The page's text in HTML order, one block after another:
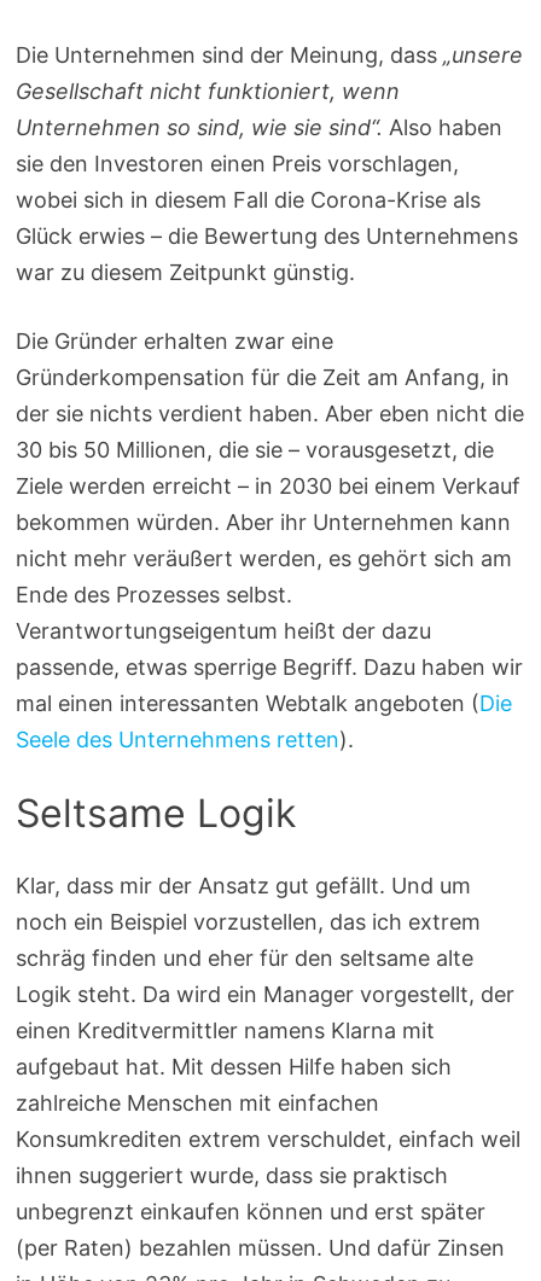
Die Unternehmen sind der Meinung, dass„unsere
Gesellschaft nicht funktioniert, wenn
Unternehmen so sind, wie sie sind“. Also haben
sie den Investoren einen Preis vorschlagen,
wobei sich in diesem Fall die Corona-Krise als
Glück erwies – die Bewertung des Unternehmens
war zu diesem Zeitpunkt günstig.
Die Gründer erhalten zwar eine
Gründerkompensation für die Zeit am Anfang, in
der sie nichts verdient haben. Aber eben nicht die
30 bis 50 Millionen, die sie – vorausgesetzt, die
Ziele werden erreicht – in 2030 bei einem Verkauf
bekommen würden. Aber ihr Unternehmen kann
nicht mehr veräußert werden, es gehört sich am
Ende des Prozesses selbst.
Verantwortungseigentum heißt der dazu
passende, etwas sperrige Begriff. Dazu haben wir
mal einen interessanten Webtalk angeboten (Die
Seele des Unternehmens retten).
Seltsame Logik
Klar, dass mir der Ansatz gut gefällt. Und um
noch ein Beispiel vorzustellen, das ich extrem
schräg finden und eher für den seltsame alte
Logik steht. Da wird ein Manager vorgestellt, der
einen Kreditvermittler namens Klarna mit
aufgebaut hat. Mit dessen Hilfe haben sich
zahlreiche Menschen mit einfachen
Konsumkrediten extrem verschuldet, einfach weil
ihnen suggeriert wurde, dass sie praktisch
unbegrenzt einkaufen können und erst später
(per Raten) bezahlen müssen. Und dafür Zinsen